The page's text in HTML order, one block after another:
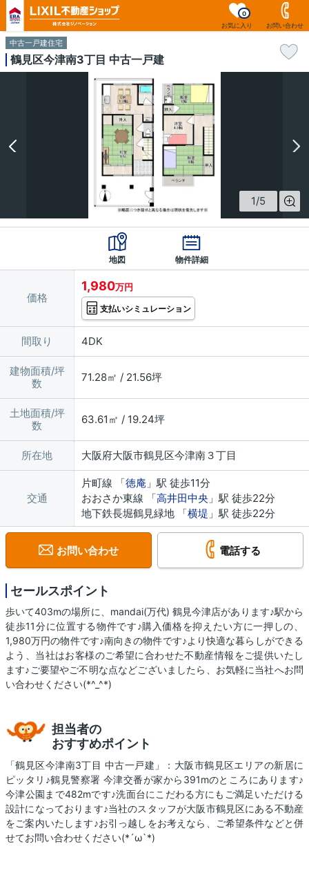
お気に入り
0
お問い合わせ
中古一戸建住宅
鶴見区今津南3丁目 中古一戸建
1/5
地図 物件詳細
価格
1,980万円
支払いシミュレーション
間取り 4DK
建物面積/坪
数
71.28㎡ / 21.56坪
土地面積/坪
数
63.61㎡ / 19.24坪
所在地 大阪府大阪市鶴見区今津南３丁目
交通
片町線 「徳庵 」駅 徒歩11分
おおさか東線 「高井田中央 」駅 徒歩22分
地下鉄長堀鶴見緑地 「横堤 」駅 徒歩22分
お問い合わせ 電話する
セールスポイント
歩いて403mの場所に、mandai(万代) 鶴見今津店があります♪駅から
徒歩11分に位置する物件です♪購入価格を抑えたい方に一押しの、
1,980万円の物件です♪南向きの物件です♪より快適な暮らしができる
よう、当社はお客様のご希望に合わせた不動産情報をご提供いたし
ます♪ご要望やご不明な点などございましたら、お気軽に当社へお問
い合わせください(*^_^*)
担当者の
おすすめポイント
「鶴見区今津南3丁目 中古一戸建」：大阪市鶴見区エリアの新居に
ピッタリ♪鶴見警察署 今津交番が家から391mのところにあります♪
今津公園まで482mです♪洗面台にこだわる方にもご満足いただける
設計になっております♪当社のスタッフが大阪市鶴見区にある不動産
をご案内いたします♪お引っ越しをお考えなら、ご希望条件などと併
せてお問い合わせください(*´ω`*)